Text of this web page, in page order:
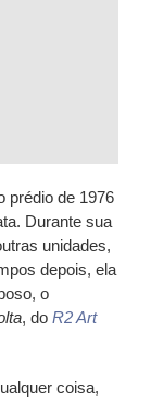
prédio de 1976
Durante sua
unidades,
depois, ela
o
, do R2 Art
coisa,